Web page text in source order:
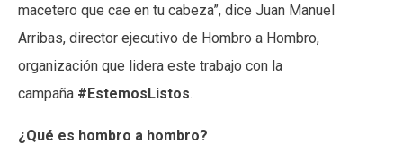
macetero que cae en tu cabeza”, dice Juan Manuel
Arribas, director ejecutivo de Hombro a Hombro,
organización que lidera este trabajo con la
campaña #EstemosListos.
¿Qué es hombro a hombro?